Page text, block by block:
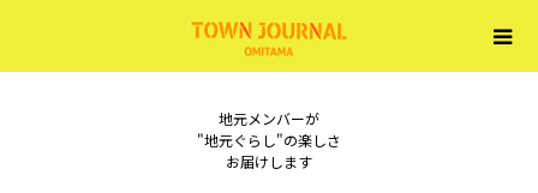
地元メンバーが
"地元ぐらし"の楽しさ
お届けします